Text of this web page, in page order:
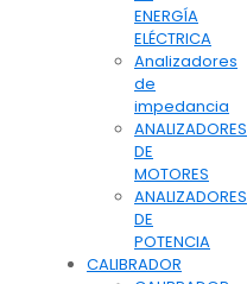
ENERGÍA
ELÉCTRICA
Analizadores
de
impedancia
ANALIZADORES
DE
MOTORES
ANALIZADORES
DE
POTENCIA
CALIBRADOR